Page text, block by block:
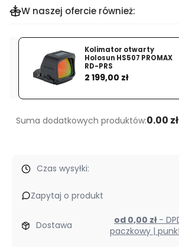
Fenix
W naszej ofercie również:
Kolimator otwarty
Holosun HS507 PROMAX
RD-PRS
Cena
2 199,00 zł
Suma dodatkowych produktów:0.00 zł
Czas wysyłki:
Zapytaj o produkt
Dostawa od 0,00 zł - DPD Pickup (automat